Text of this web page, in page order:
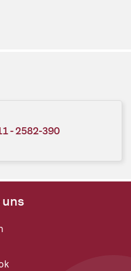
- 2582-390
uns